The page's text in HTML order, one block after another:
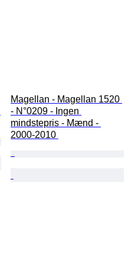
Magellan - Magellan 1520
- N°0209 - Ingen
mindstepris - Mænd -
2000-2010